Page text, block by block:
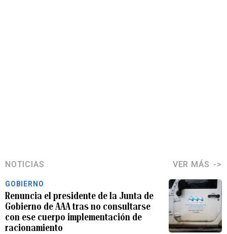
NOTICIAS VER MÁS
GOBIERNO
Renuncia el presidente de la Junta de
Gobierno de AAA tras no consultarse
con ese cuerpo implementación de
racionamiento